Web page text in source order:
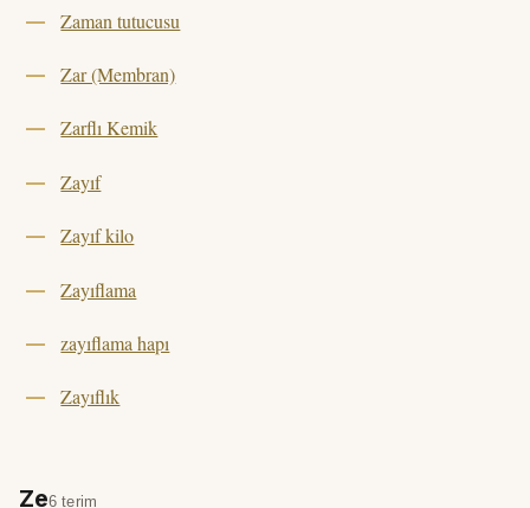
Zaman tutucusu
Zar (Membran)
Zarflı Kemik
Zayıf
Zayıf kilo
Zayıflama
zayıflama hapı
Zayıflık
Ze6 terim